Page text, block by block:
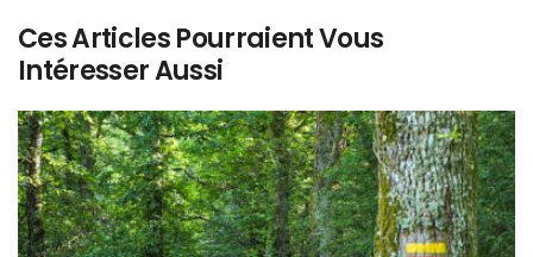
Ces Articles Pourraient Vous
Intéresser Aussi